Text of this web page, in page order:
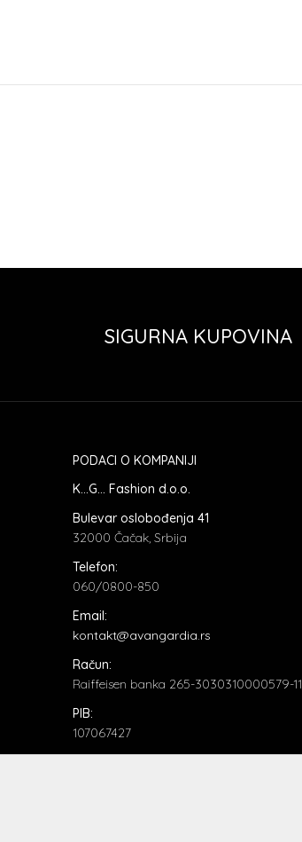
SIGURNA KUPOVINA
PODACI O KOMPANIJI
K...G... Fashion d.o.o.
Bulevar oslobođenja 41
32000 Čačak, Srbija
Telefon:
060/0800-850
Email:
kontakt@avangardia.rs
Račun:
Raiffeisen banka 265-3030310000579-11
PIB:
107067427